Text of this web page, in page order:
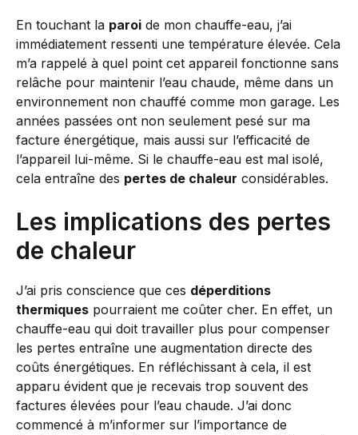
En touchant la paroi de mon chauffe-eau, j’ai
immédiatement ressenti une température élevée. Cela
m’a rappelé à quel point cet appareil fonctionne sans
relâche pour maintenir l’eau chaude, même dans un
environnement non chauffé comme mon garage. Les
années passées ont non seulement pesé sur ma
facture énergétique, mais aussi sur l’efficacité de
l’appareil lui-même. Si le chauffe-eau est mal isolé,
cela entraîne des pertes de chaleur considérables.
Les implications des pertes
de chaleur
J’ai pris conscience que ces déperditions
thermiques pourraient me coûter cher. En effet, un
chauffe-eau qui doit travailler plus pour compenser
les pertes entraîne une augmentation directe des
coûts énergétiques. En réfléchissant à cela, il est
apparu évident que je recevais trop souvent des
factures élevées pour l’eau chaude. J’ai donc
commencé à m’informer sur l’importance de